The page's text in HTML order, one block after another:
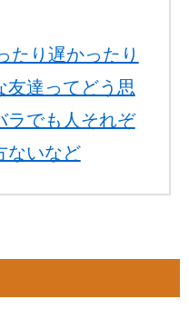
たり遅かったり
友達ってどう思
ラでも人それぞ
ないなど